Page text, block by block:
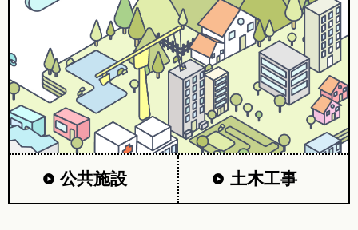
公共施設 土木工事